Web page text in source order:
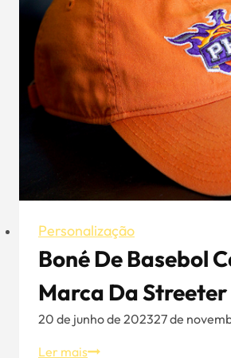
Personalização
Boné De Basebol
Marca Da Streeter
20 de junho de 202327 de
Ler maisBoné